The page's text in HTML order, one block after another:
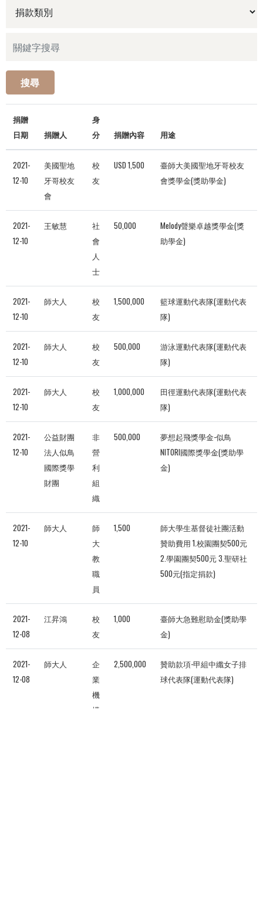
搜尋
捐贈
日期
捐贈人
身
分
捐贈內容 用途
2021-
12-10
美國聖地
牙哥校友
會
校
友
USD 1,500
臺師大美國聖地牙哥校友
會獎學金(獎助學金)
2021-
12-10
王敏慧
社
會
人
士
50,000
Melody聲樂卓越獎學金(獎
助學金)
2021-
12-10
師大人
校
友
1,500,000
籃球運動代表隊(運動代表
隊)
2021-
12-10
師大人
校
友
500,000
游泳運動代表隊(運動代表
隊)
2021-
12-10
師大人
校
友
1,000,000
田徑運動代表隊(運動代表
隊)
2021-
12-10
公益財團
法人似鳥
國際獎學
財團
非
營
利
組
織
500,000
夢想起飛獎學金-似鳥
NITORI國際獎學金(獎助學
金)
2021-
12-10
師大人
師
大
教
職
員
1,500
師大學生基督徒社團活動
贊助費用 1.校園團契500元
2.學園團契500元 3.聖研社
500元(指定捐款)
2021-
12-08
江昇鴻
校
友
1,000
臺師大急難慰助金(獎助學
金)
2021-
12-08
師大人
企
業
機
構
2,500,000
贊助款項-甲組中纖女子排
球代表隊(運動代表隊)